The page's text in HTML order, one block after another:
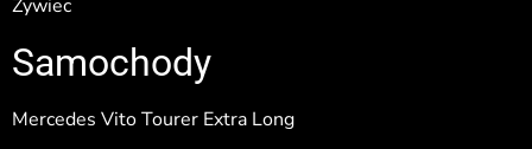
Żywiec
Samochody
Mercedes Vito Tourer Extra Long